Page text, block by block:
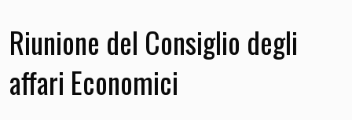
Riunione del Consiglio degli
affari Economici